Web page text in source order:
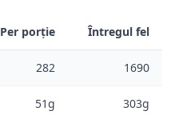
Per porție Întregul fel
282 1690
51g 303g